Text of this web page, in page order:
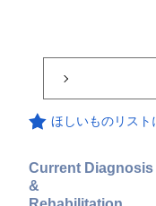
ほしいものリスト
Current
&